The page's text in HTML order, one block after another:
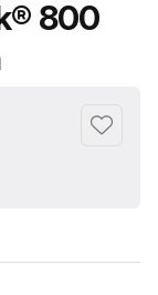
800